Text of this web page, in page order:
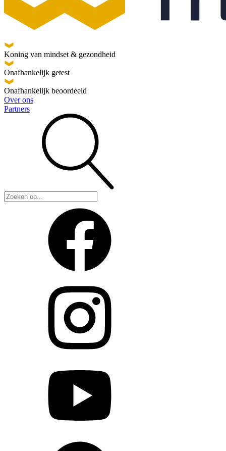
Koning van mindset & gezondheid
Onafhankelijk getest
Onafhankelijk beoordeeld
Over ons
Partners